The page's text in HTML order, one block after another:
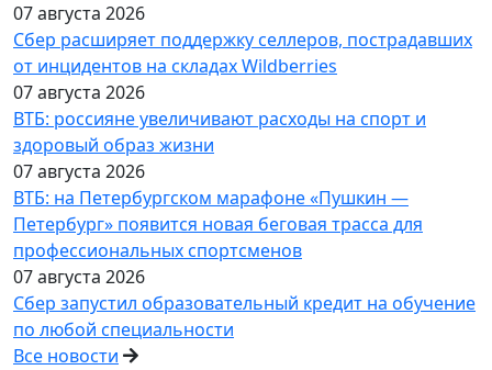
07 августа 2026
Сбер расширяет поддержку селлеров, пострадавших
от инцидентов на складах Wildberries
07 августа 2026
ВТБ: россияне увеличивают расходы на спорт и
здоровый образ жизни
07 августа 2026
ВТБ: на Петербургском марафоне «Пушкин —
Петербург» появится новая беговая трасса для
профессиональных спортсменов
07 августа 2026
Сбер запустил образовательный кредит на обучение
по любой специальности
Все новости